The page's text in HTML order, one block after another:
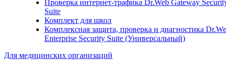
Проверка интернет-трафика Dr.Web Gateway
Suite
Комплект для школ
Комплексная защита, проверка и диагностика
Enterprise Security Suite (Универсальный)
Для медицинских организаций